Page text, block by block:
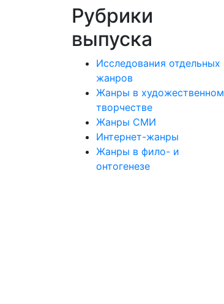
Рубрики
выпуска
Исследования отдельных
жанров
Жанры в художественном
творчестве
Жанры СМИ
Интернет-жанры
Жанры в фило- и
онтогенезе